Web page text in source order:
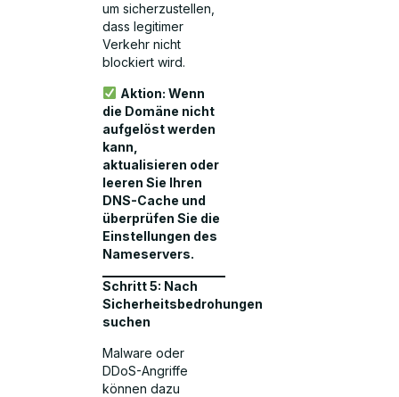
um sicherzustellen,
dass legitimer
Verkehr nicht
blockiert wird.
Aktion: Wenn
die Domäne nicht
aufgelöst werden
kann,
aktualisieren oder
leeren Sie Ihren
DNS-Cache und
überprüfen Sie die
Einstellungen des
Nameservers.
Schritt 5: Nach
Sicherheitsbedrohungen
suchen
Malware oder
DDoS-Angriffe
können dazu